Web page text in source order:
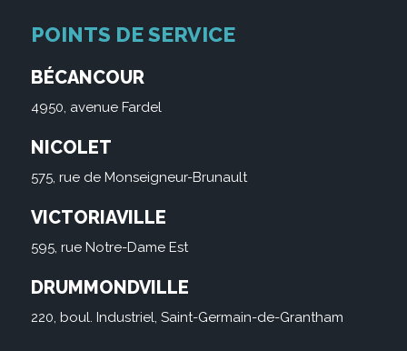
POINTS DE SERVICE
BÉCANCOUR
4950, avenue Fardel
NICOLET
575, rue de Monseigneur-Brunault
VICTORIAVILLE
595, rue Notre-Dame Est
DRUMMONDVILLE
220, boul. Industriel, Saint-Germain-de-Grantham